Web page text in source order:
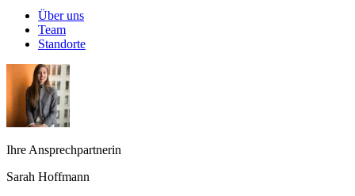
Über uns
Team
Standorte
Ihre Ansprechpartnerin
Sarah Hoffmann